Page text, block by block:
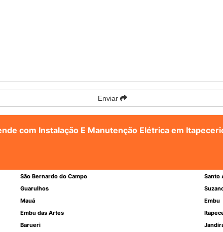
Enviar
com Instalação E Manutenção Elétrica em
São Bernardo do Campo
Santo
Guarulhos
Mauá
Embu
Embu das Artes
Barueri